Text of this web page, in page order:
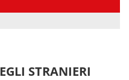
STRANIERI